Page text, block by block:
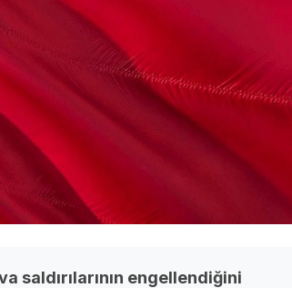
saldırılarının engellendiğini